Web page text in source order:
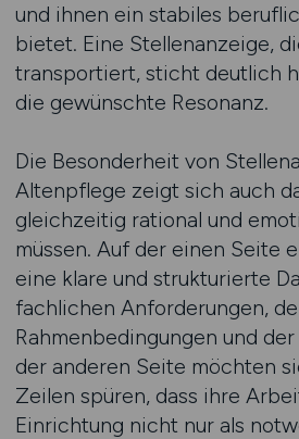
und ihnen ein stabiles
bietet. Eine Stellenanzeige,
transportiert, sticht deutlich
die gewünschte Resonanz.
Die Besonderheit von
Altenpflege zeigt sich auch
gleichzeitig rational und
müssen. Auf der einen Seite
eine klare und strukturierte
fachlichen Anforderungen,
Rahmenbedingungen und
der anderen Seite möchten
Zeilen spüren, dass ihre
Einrichtung nicht nur als